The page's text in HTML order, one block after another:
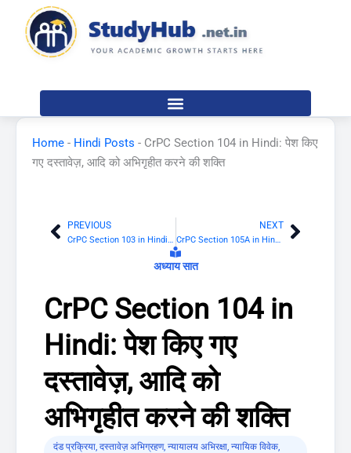
content
Home - Hindi Posts - CrPC Section 104 in Hindi: पेश किए
गए दस्तावेज़, आदि को अभिगृहीत करने की शक्ति
Prev
PREVIOUS
CrPC Section 103 in Hindi: मजिस्ट्रेट अपनी उपस्थिति में तलाशी का निदेश दे सकेगा
NEXT
CrPC Section 105A in Hindi: परिभाषाएं Next
अध्याय सात
CrPC Section 104 in
Hindi: पेश किए गए
दस्तावेज़, आदि को
अभिगृहीत करने की शक्ति
दंड प्रक्रिया, दस्तावेज़ अभिग्रहण, न्यायालय अभिरक्षा, न्यायिक विवेक,